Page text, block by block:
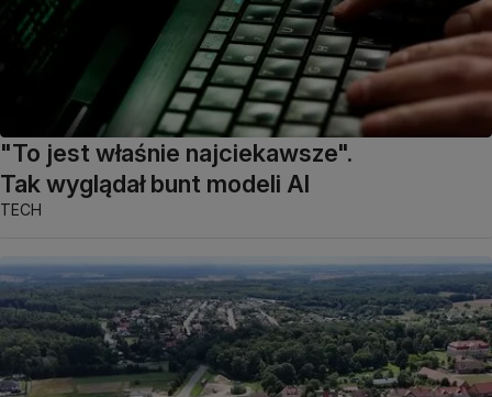
"To jest właśnie najciekawsze".
Tak wyglądał bunt modeli AI
TECH